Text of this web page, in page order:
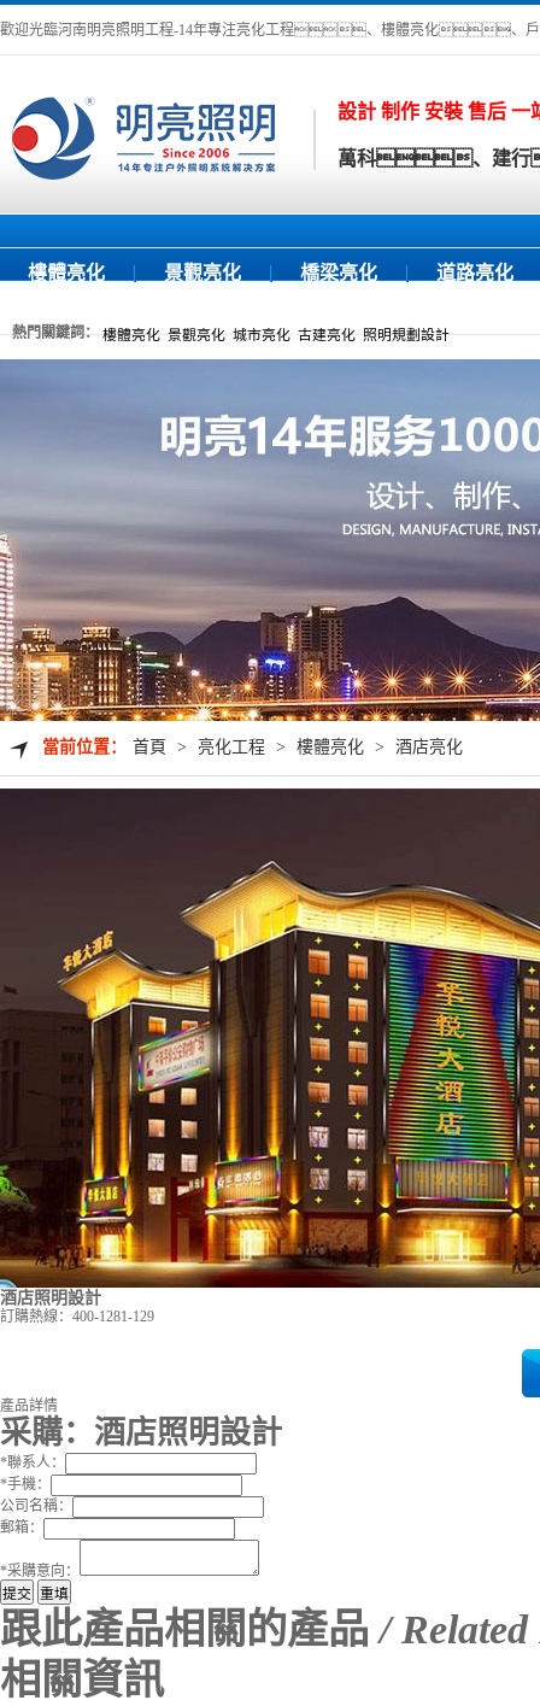
歡迎光臨河南明亮照明工程-14年專注亮化工程、樓體亮化、戶
設計 制作 安裝 售后 一
萬科、建行
樓體亮化 景觀亮化 橋梁亮化 道路亮化
熱門關鍵詞：
當前位置： 首頁 > 亮化工程 > 樓體亮化 > 酒店亮化
酒店照明設計
訂購熱線： 400-1281-129
產品詳情
采購： 酒店照明設計
*聯系人：
*手機：
公司名稱：
郵箱：
*采購意向：
跟此產品相關的產品/
相關資訊